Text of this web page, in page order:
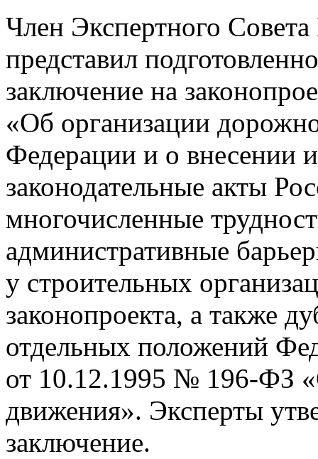
Член Экспертного
представил
заключение на
«Об организации
Федерации и о внесении
законодательные акты
многочисленные
административные
у строительных
законопроекта, а также
отдельных положений
от 10.12.1995 № 196-ФЗ
движения». Эксперты
заключение.